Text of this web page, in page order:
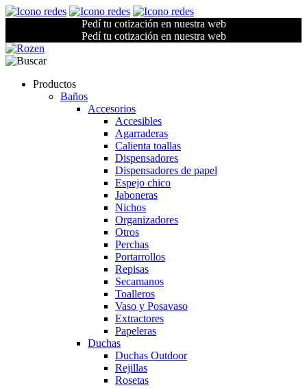
Pedí tu cotización en nuestra web
Pedí tu cotización en nuestra web
Productos
Baños
Accesorios
Accesibles
Agarraderas
Calienta toallas
Dispensadores
Dispensadores de papel
Espejo chico
Jaboneras
Nichos
Organizadores
Otros
Perchas
Portarrollos
Repisas
Secamanos
Toalleros
Vaso y Posavaso
Extractores
Papeleras
Duchas
Duchas Outdoor
Rejillas
Rosetas